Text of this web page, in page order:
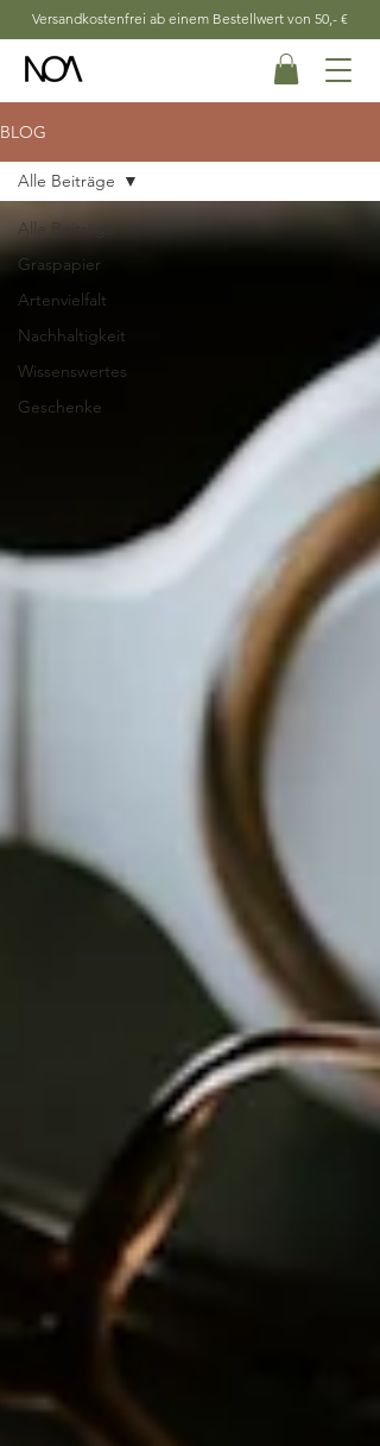
Versandkostenfrei ab einem Bestellwert von 50,- €
BLOG
Alle Beiträge
Graspapier
Artenvielfalt
Nachhaltigkeit
Wissenswertes
Geschenke
Alle Beiträge